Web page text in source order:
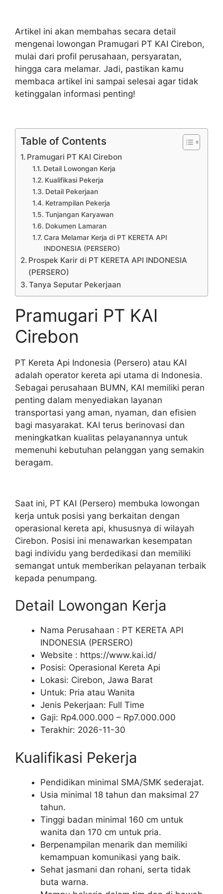
Artikel ini akan membahas secara detail
mengenai lowongan Pramugari PT KAI Cirebon,
mulai dari profil perusahaan, persyaratan,
hingga cara melamar. Jadi, pastikan kamu
membaca artikel ini sampai selesai agar tidak
ketinggalan informasi penting!
Table of Contents
Pramugari PT KAI Cirebon
Detail Lowongan Kerja
Kualifikasi Pekerja
Detail Pekerjaan
Ketrampilan Pekerja
Tunjangan Karyawan
Dokumen Lamaran
Cara Melamar Kerja di PT KERETA API
INDONESIA (PERSERO)
Prospek Karir di PT KERETA API INDONESIA
(PERSERO)
Tanya Seputar Pekerjaan
Pramugari PT KAI
Cirebon
PT Kereta Api Indonesia (Persero) atau KAI
adalah operator kereta api utama di Indonesia.
Sebagai perusahaan BUMN, KAI memiliki peran
penting dalam menyediakan layanan
transportasi yang aman, nyaman, dan efisien
bagi masyarakat. KAI terus berinovasi dan
meningkatkan kualitas pelayanannya untuk
memenuhi kebutuhan pelanggan yang semakin
beragam.
Saat ini, PT KAI (Persero) membuka lowongan
kerja untuk posisi yang berkaitan dengan
operasional kereta api, khususnya di wilayah
Cirebon. Posisi ini menawarkan kesempatan
bagi individu yang berdedikasi dan memiliki
semangat untuk memberikan pelayanan terbaik
kepada penumpang.
Detail Lowongan Kerja
Nama Perusahaan : PT KERETA API
INDONESIA (PERSERO)
Website : https://www.kai.id/
Posisi: Operasional Kereta Api
Lokasi: Cirebon, Jawa Barat
Untuk: Pria atau Wanita
Jenis Pekerjaan: Full Time
Gaji: Rp4.000.000 – Rp7.000.000
Terakhir: 2026-11-30
Kualifikasi Pekerja
Pendidikan minimal SMA/SMK sederajat.
Usia minimal 18 tahun dan maksimal 27
tahun.
Tinggi badan minimal 160 cm untuk
wanita dan 170 cm untuk pria.
Berpenampilan menarik dan memiliki
kemampuan komunikasi yang baik.
Sehat jasmani dan rohani, serta tidak
buta warna.